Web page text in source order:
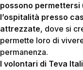
possono permettersi
l’ospitalità presso
attrezzate, dove si
permette loro di
permanenza.
I volontari di Teva